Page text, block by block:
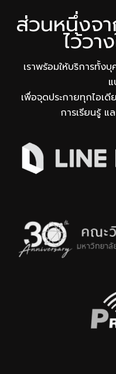
ส่วนหนึ่งจาก
ไว้วา
เราพร้อมให้บริการทั้ง
เพื่อจุดประกายทุกไอเ
การเรียนรู้ แ